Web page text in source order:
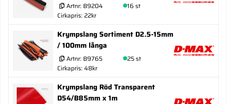
Artnr: B9204
16 st
Cirkapris: 22kr
Krympslang Sortiment D2.5-15mm
/ 100mm långa
Artnr: B9765
25 st
Cirkapris: 48kr
Krympslang Röd Transparent
D54/B85mm x 1m